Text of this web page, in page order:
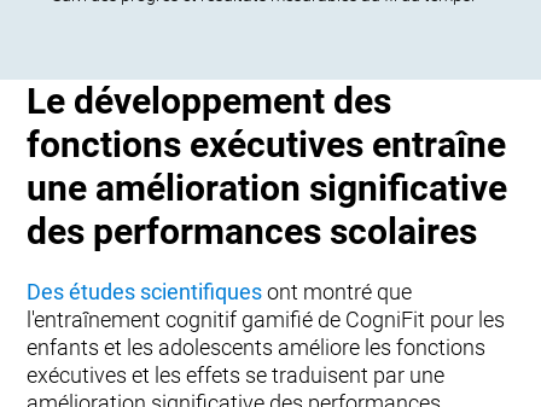
Le développement des
fonctions exécutives entraîne
une amélioration significative
des performances scolaires
Des études scientifiquesont montré que
l'entraînement cognitif gamifié de CogniFit pour les
enfants et les adolescents améliore les fonctions
exécutives et les effets se traduisent par une